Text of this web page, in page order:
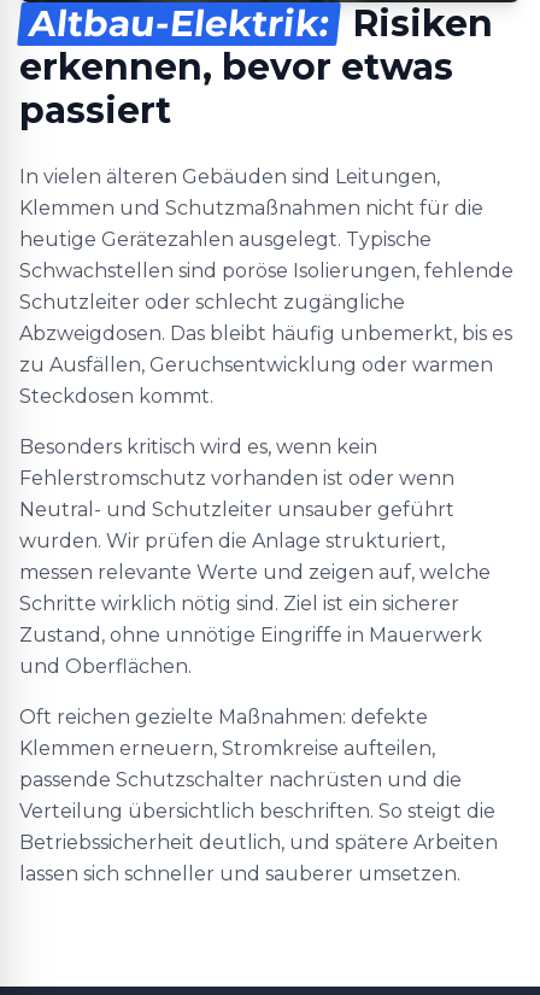
Altbau-Elektrik: Risiken
erkennen, bevor etwas
passiert
In vielen älteren Gebäuden sind Leitungen,
Klemmen und Schutzmaßnahmen nicht für die
heutige Gerätezahlen ausgelegt. Typische
Schwachstellen sind poröse Isolierungen, fehlende
Schutzleiter oder schlecht zugängliche
Abzweigdosen. Das bleibt häufig unbemerkt, bis es
zu Ausfällen, Geruchsentwicklung oder warmen
Steckdosen kommt.
Besonders kritisch wird es, wenn kein
Fehlerstromschutz vorhanden ist oder wenn
Neutral- und Schutzleiter unsauber geführt
wurden. Wir prüfen die Anlage strukturiert,
messen relevante Werte und zeigen auf, welche
Schritte wirklich nötig sind. Ziel ist ein sicherer
Zustand, ohne unnötige Eingriffe in Mauerwerk
und Oberflächen.
Oft reichen gezielte Maßnahmen: defekte
Klemmen erneuern, Stromkreise aufteilen,
passende Schutzschalter nachrüsten und die
Verteilung übersichtlich beschriften. So steigt die
Betriebssicherheit deutlich, und spätere Arbeiten
lassen sich schneller und sauberer umsetzen.